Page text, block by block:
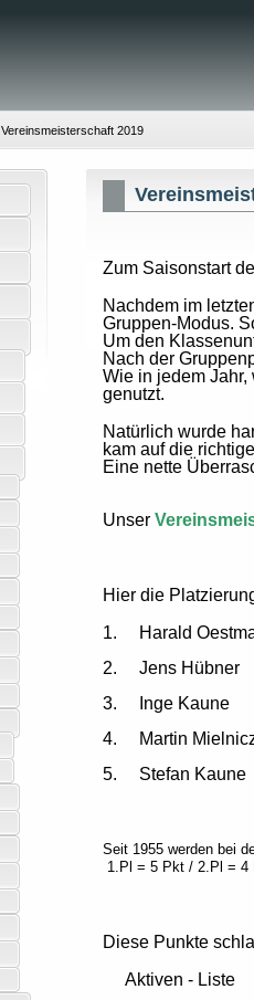
Vereinsmeisterschaft 2019
Zum Saisonstart
Nachdem im
Gruppen-Modus.
Um den
Nach der
Wie in jedem
genutzt.
Natürlich wurde
kam auf die
Eine nette
Unser
Hier die
1. Harald
2. Jens Hübner
3. Inge Kaune
4. Martin
5. Stefan Kaune
Seit 1955 werden bei
1.Pl = 5 Pkt / 2.Pl =
Diese Punkte
Aktiven - Liste